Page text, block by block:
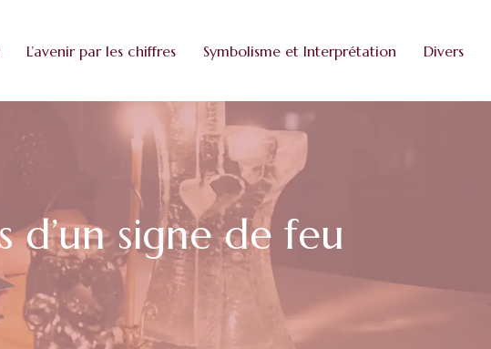
L’avenir par les chiffres Symbolisme et Interprétation Divers
signe de feu